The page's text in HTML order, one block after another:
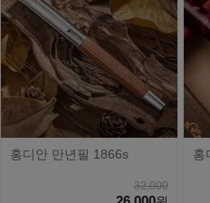
홍디안 만년필 1866s
32,000
홍